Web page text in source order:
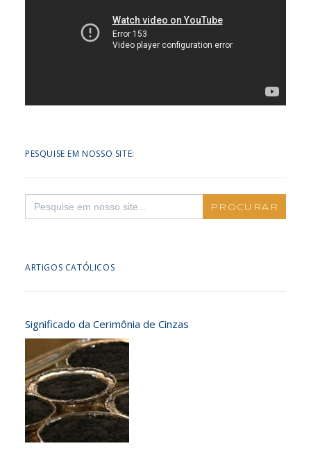
PESQUISE EM NOSSO SITE:
Search
for:
ARTIGOS CATÓLICOS
Significado da Cerimônia de Cinzas